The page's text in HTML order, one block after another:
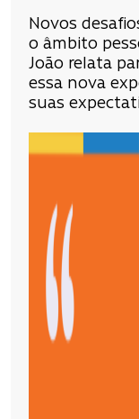
Novos
o âmbito
João relata
essa nova
suas